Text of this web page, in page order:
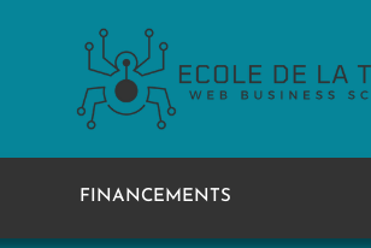
FINANCEMENTS